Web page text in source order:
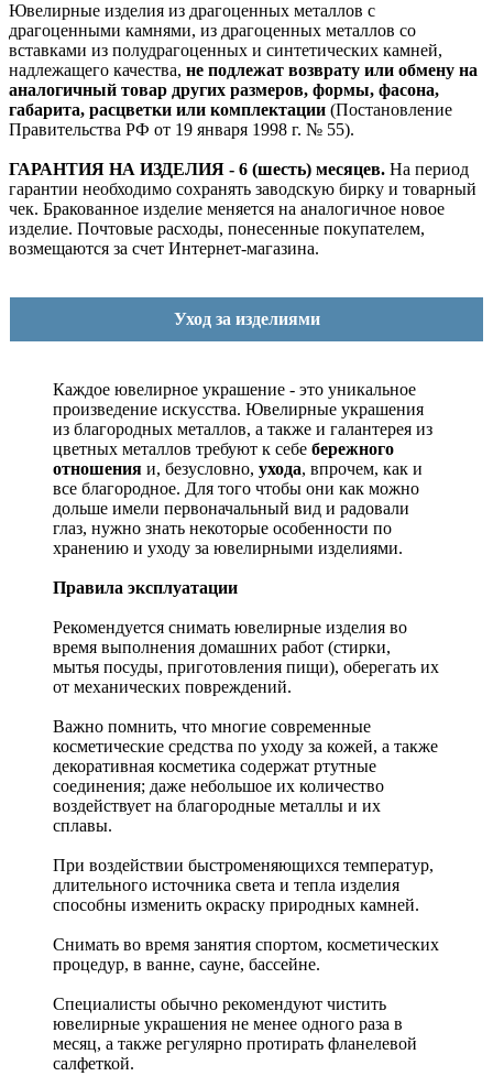
Ювелирные изделия из драгоценных металлов с
драгоценными камнями, из драгоценных металлов со
вставками из полудрагоценных и синтетических камней,
надлежащего качества, не подлежат возврату или обмену на
аналогичный товар других размеров, формы, фасона,
габарита, расцветки или комплектации (Постановление
Правительства РФ от 19 января 1998 г. № 55).
ГАРАНТИЯ НА ИЗДЕЛИЯ - 6 (шесть) месяцев. На период
гарантии необходимо сохранять заводскую бирку и товарный
чек. Бракованное изделие меняется на аналогичное новое
изделие. Почтовые расходы, понесенные покупателем,
возмещаются за счет Интернет-магазина.
Уход за изделиями
Каждое ювелирное украшение - это уникальное
произведение искусства. Ювелирные украшения
из благородных металлов, а также и галантерея из
цветных металлов требуют к себе бережного
отношения и, безусловно, ухода, впрочем, как и
все благородное. Для того чтобы они как можно
дольше имели первоначальный вид и радовали
глаз, нужно знать некоторые особенности по
хранению и уходу за ювелирными изделиями.
Правила эксплуатации
Рекомендуется снимать ювелирные изделия во
время выполнения домашних работ (стирки,
мытья посуды, приготовления пищи), оберегать их
от механических повреждений.
Важно помнить, что многие современные
косметические средства по уходу за кожей, а также
декоративная косметика содержат ртутные
соединения; даже небольшое их количество
воздействует на благородные металлы и их
сплавы.
При воздействии быстроменяющихся температур,
длительного источника света и тепла изделия
способны изменить окраску природных камней.
Снимать во время занятия спортом, косметических
процедур, в ванне, сауне, бассейне.
Специалисты обычно рекомендуют чистить
ювелирные украшения не менее одного раза в
месяц, а также регулярно протирать фланелевой
салфеткой.